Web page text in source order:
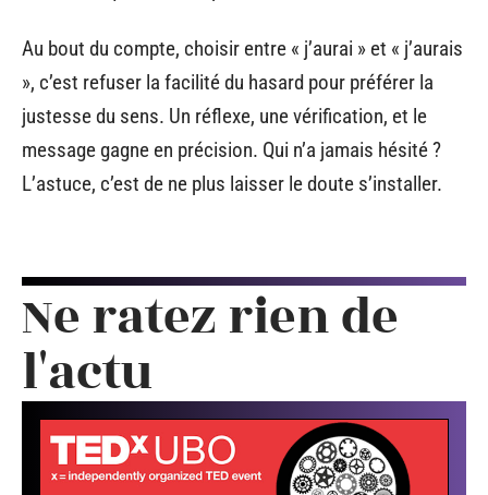
Au bout du compte, choisir entre « j’aurai » et « j’aurais
», c’est refuser la facilité du hasard pour préférer la
justesse du sens. Un réflexe, une vérification, et le
message gagne en précision. Qui n’a jamais hésité ?
L’astuce, c’est de ne plus laisser le doute s’installer.
Ne ratez rien de
l'actu